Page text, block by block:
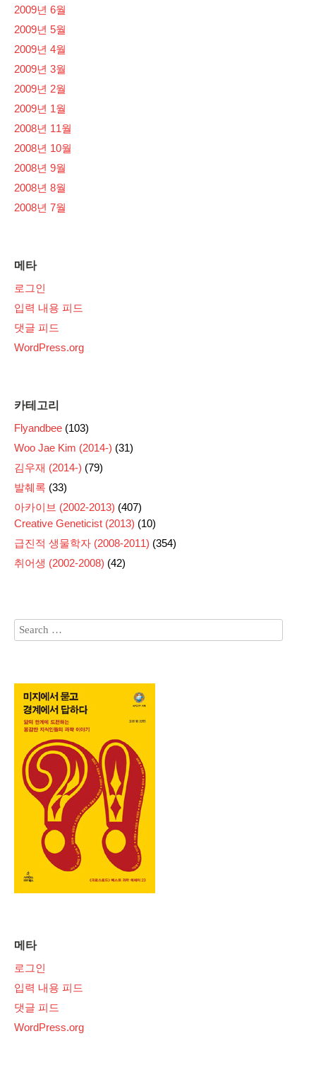
2009년 6월
2009년 5월
2009년 4월
2009년 3월
2009년 2월
2009년 1월
2008년 11월
2008년 10월
2008년 9월
2008년 8월
2008년 7월
메타
로그인
입력 내용 피드
댓글 피드
WordPress.org
카테고리
Flyandbee (103)
Woo Jae Kim (2014-) (31)
김우재 (2014-) (79)
발췌록 (33)
아카이브 (2002-2013) (407)
Creative Geneticist (2013) (10)
급진적 생물학자 (2008-2011) (354)
취어생 (2002-2008) (42)
메타
로그인
입력 내용 피드
댓글 피드
WordPress.org